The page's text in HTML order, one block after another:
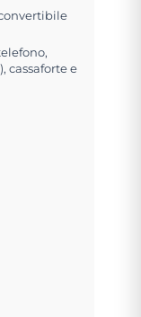
cassaforte e